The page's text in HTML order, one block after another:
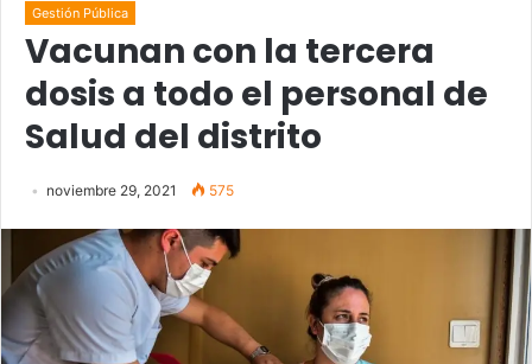
Gestión Pública
Vacunan con la tercera
dosis a todo el personal de
Salud del distrito
noviembre 29, 2021 575